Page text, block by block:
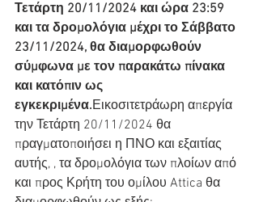
Τετάρτη 20/11/2024 και ώρα 23:59
και τα δρομολόγια μέχρι το Σάββατο
23/11/2024, θα διαμορφωθούν
σύμφωνα με τον παρακάτω πίνακα
και κατόπιν ως
εγκεκριμένα.Εικοσιτετράωρη απεργία
την Τετάρτη 20/11/2024 θα
πραγματοποιήσει η ΠΝΟ και εξαιτίας
αυτής, , τα δρομολόγια των πλοίων από
και προς Κρήτη του ομίλου Attica θα